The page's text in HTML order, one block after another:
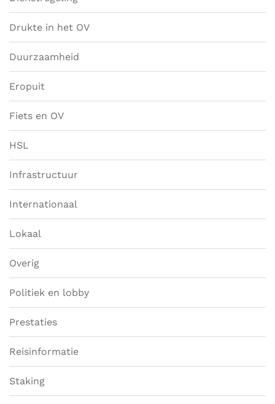
Drukte in het OV
Duurzaamheid
Eropuit
Fiets en OV
HSL
Infrastructuur
Internationaal
Lokaal
Overig
Politiek en lobby
Prestaties
Reisinformatie
Staking